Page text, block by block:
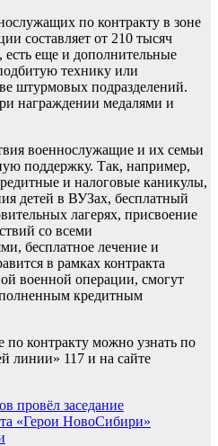
по контракту в зоне
составляет от 210 тысяч
еще и дополнительные
технику или
штурмовых подразделений.
награждении медалями и
военнослужащие и их семьи
поддержку. Так, например,
и налоговые каникулы,
детей в ВУЗах, бесплатный
лагерях, присвоение
со всеми
бесплатное лечение и
в рамках контракта
военной операции, смогут
кредитным
контракту можно узнать по
линии» 117 и на сайте
провёл заседание
«Герои НовоСибири»